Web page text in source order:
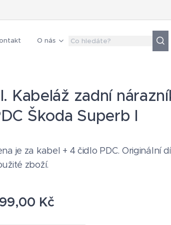
O nás
Kabeláž zadní
Škoda Superb I
je za kabel + 4 čidlo PDC. Originální
zboží.
Kč